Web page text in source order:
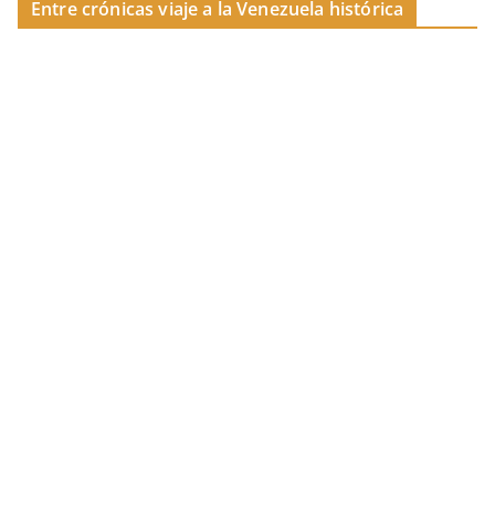
Entre crónicas viaje a la Venezuela histórica